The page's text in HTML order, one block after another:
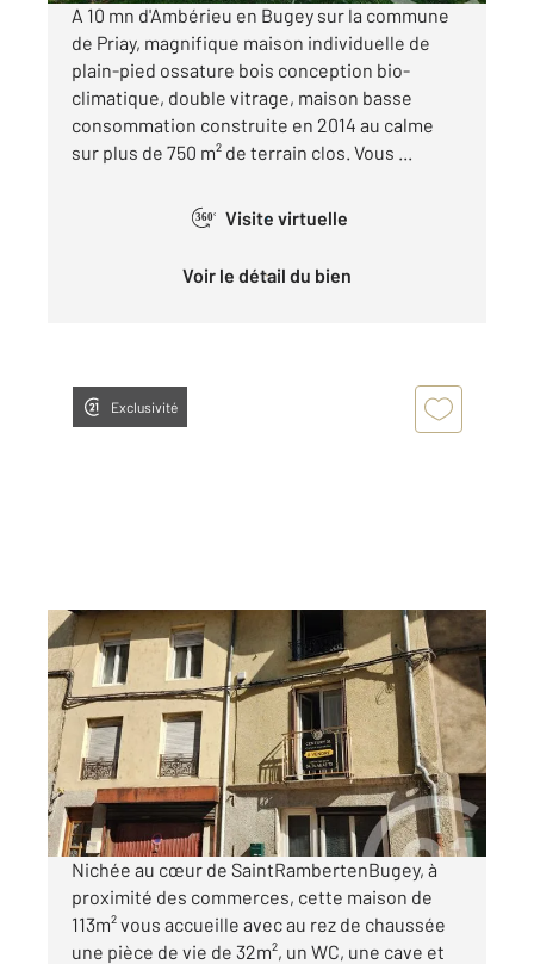
A 10 mn d'Ambérieu en Bugey sur la commune
de Priay, magnifique maison individuelle de
plain-pied ossature bois conception bio-
climatique, double vitrage, maison basse
consommation construite en 2014 au calme
sur plus de 750 m² de terrain clos. Vous ...
360° Visite virtuelle
Voir le détail du bien
Exclusivité
ST RAMBERT EN BUGEY 01
113 m2 , 5 pièces
Ref : 8667
Maison à vendre
75 000 €
Visiter le site dédié
Nichée au cœur de SaintRambertenBugey, à
proximité des commerces, cette maison de
113m² vous accueille avec au rez de chaussée
une pièce de vie de 32m², un WC, une cave et